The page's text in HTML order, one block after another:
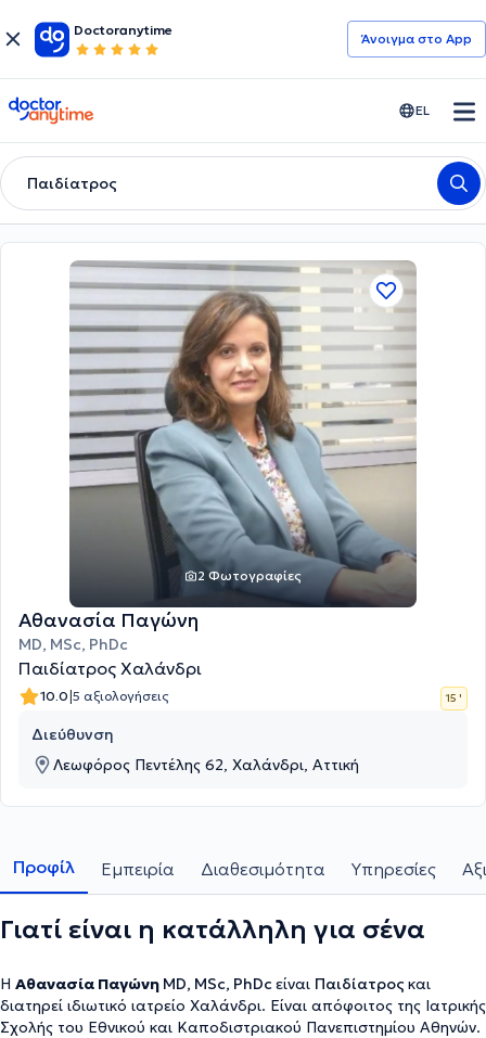
Doctoranytime
Άνοιγμα στο App
doctoranytime EL
Παιδίατρος
2 Φωτογραφίες
Αθανασία Παγώνη
MD, MSc, PhDc
Παιδίατρος Χαλάνδρι
10.0|5 αξιολογήσεις 15 '
Διεύθυνση
Λεωφόρος Πεντέλης 62, Χαλάνδρι, Αττική
Προφίλ Εμπειρία Διαθεσιμότητα Υπηρεσίες
Γιατί είναι η κατάλληλη για σένα
Η Αθανασία Παγώνη MD, MSc, PhDc είναι Παιδίατροςκαι
διατηρεί ιδιωτικό ιατρείο Χαλάνδρι. Είναι απόφοιτος της Ιατρικής
Σχολής του Εθνικού και Καποδιστριακού Πανεπιστημίου Αθηνών.